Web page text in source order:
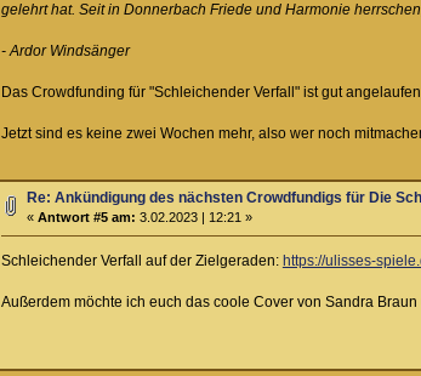
gelehrt hat. Seit in Donnerbach Friede und Harmonie
- Ardor Windsänger
Das Crowdfunding für "Schleichender Verfall" ist gut
Jetzt sind es keine zwei Wochen mehr, also wer noch
Re: Ankündigung des nächsten Crowdfundigs für Die
«Antwort #5 am: 3.02.2023 | 12:21 »
Schleichender Verfall auf der Zielgeraden: https://ulisses-
Außerdem möchte ich euch das coole Cover von Sandra